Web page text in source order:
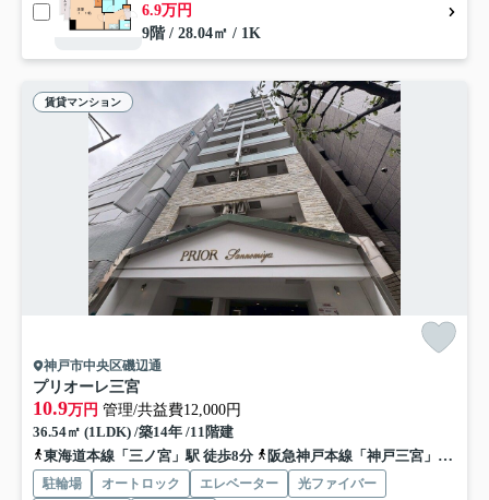
6.9万円
9階 / 28.04㎡ / 1K
賃貸マンション
神戸市中央区磯辺通
プリオーレ三宮
10.9万円 管理/共益費12,000円
36.54㎡ (1LDK) /築14年 /11階建
東海道本線「三ノ宮」駅 徒歩8分
阪急神戸本線「神戸三宮」駅 徒歩10分
駐輪場 オートロック エレベーター 光ファイバー